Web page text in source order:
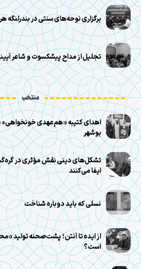
برگزاری نوحه‌های سنتی در بندرلنگه
تجلیل از مداح پیشکسوت و شاعر
منتخب
اهدای کتیبه «هم‌عهدی
بوشهر
تشکل‌های دینی نقش مؤثری در
ایفا می‌کنند
نسلی که باید دوباره شناخت
از ایده تا آنتن؛ پشت‌صحنه تولید
است؟